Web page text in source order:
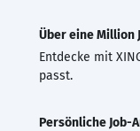
Über eine Million
Entdecke mit
passt.
Persönliche Job-